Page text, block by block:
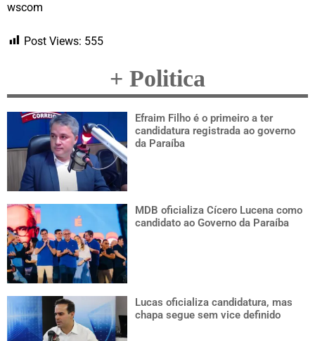
wscom
Post Views: 555
+ Politica
Efraim Filho é o primeiro a ter
candidatura registrada ao governo
da Paraíba
MDB oficializa Cícero Lucena como
candidato ao Governo da Paraíba
Lucas oficializa candidatura, mas
chapa segue sem vice definido